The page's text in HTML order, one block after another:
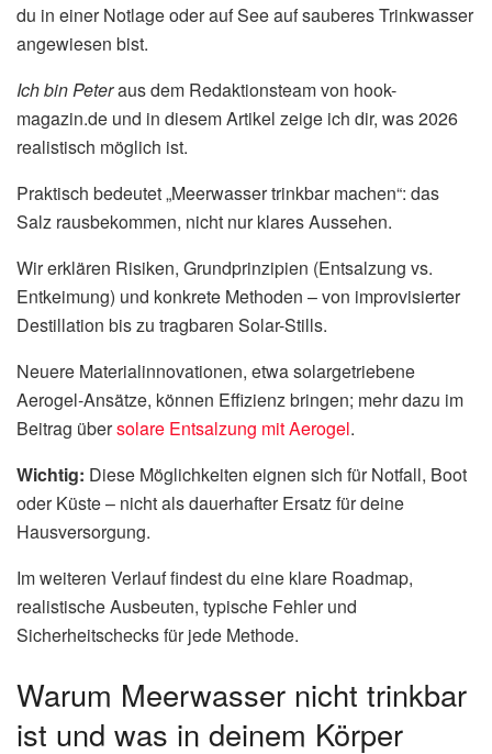
du in einer Notlage oder auf See auf sauberes Trinkwasser
angewiesen bist.
Ich bin Peteraus dem Redaktionsteam von hook-
magazin.de und in diesem Artikel zeige ich dir, was 2026
realistisch möglich ist.
Praktisch bedeutet „Meerwasser trinkbar machen“: das
Salz rausbekommen, nicht nur klares Aussehen.
Wir erklären Risiken, Grundprinzipien (Entsalzung vs.
Entkeimung) und konkrete Methoden – von improvisierter
Destillation bis zu tragbaren Solar-Stills.
Neuere Materialinnovationen, etwa solargetriebene
Aerogel‑Ansätze, können Effizienz bringen; mehr dazu im
Beitrag übersolare Entsalzung mit Aerogel.
Wichtig: Diese Möglichkeiten eignen sich für Notfall, Boot
oder Küste – nicht als dauerhafter Ersatz für deine
Hausversorgung.
Im weiteren Verlauf findest du eine klare Roadmap,
realistische Ausbeuten, typische Fehler und
Sicherheitschecks für jede Methode.
Warum Meerwasser nicht trinkbar
ist und was in deinem Körper